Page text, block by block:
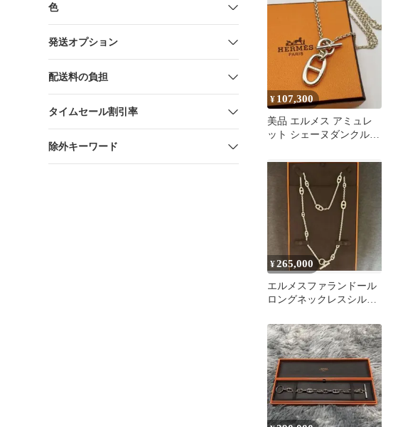
色
発送オプション
配送料の負担
タイムセール割引率
除外キーワード
¥ 107,300
美品 エルメス アミュレ
ット シェーヌダンクル
Ag925
¥265,000
エルメスファランドール
ロングネックレスシルバ